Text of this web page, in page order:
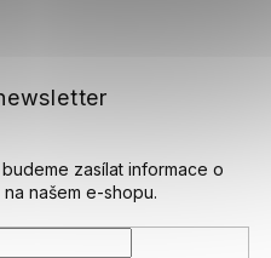
zasílat informace o
našem e-shopu.